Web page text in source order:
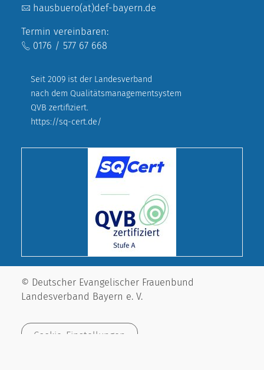
hausbuero(at)def-bayern.de
Termin vereinbaren:
0176 / 577 67 668
Seit 2009 ist der Landesverband
nach dem Qualitätsmanagementsystem
QVB zertifiziert.
https://sq-cert.de/
© Deutscher Evangelischer Frauenbund
Landesverband Bayern e. V.
Cookie-Einstellungen